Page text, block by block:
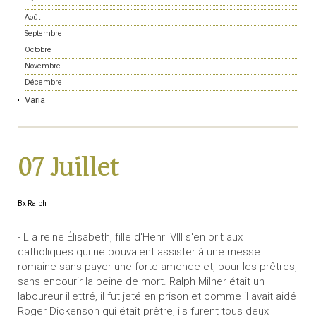
Août
Septembre
Octobre
Novembre
Décembre
Varia
07 Juillet
Bx Ralph
- L a reine Élisabeth, fille d'Henri VIII s'en prit aux
catholiques qui ne pouvaient assister à une messe
romaine sans payer une forte amende et, pour les prêtres,
sans encourir la peine de mort. Ralph Milner était un
laboureur illettré, il fut jeté en prison et comme il avait aidé
Roger Dickenson qui était prêtre, ils furent tous deux